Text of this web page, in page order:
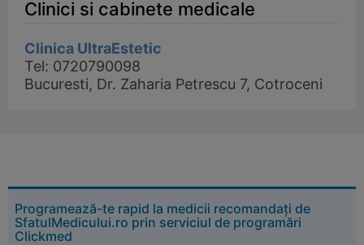
Clinici si cabinete medicale
Clinica UltraEstetic
Tel: 0720790098
Bucuresti, Dr. Zaharia Petrescu 7, Cotroceni
Programează-te rapid la medicii recomandați de
SfatulMedicului.ro prin serviciul de programări
Clickmed